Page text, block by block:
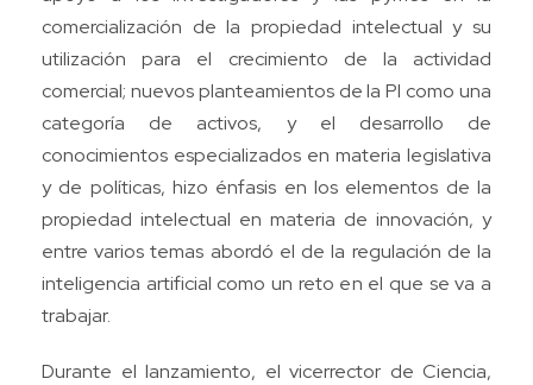
comercialización de la propiedad intelectual y su
utilización para el crecimiento de la actividad
comercial; nuevos planteamientos de la PI como una
categoría de activos, y el desarrollo de
conocimientos especializados en materia legislativa
y de políticas, hizo énfasis en los elementos de la
propiedad intelectual en materia de innovación, y
entre varios temas abordó el de la regulación de la
inteligencia artificial como un reto en el que se va a
trabajar.
Durante el lanzamiento, el vicerrector de Ciencia,